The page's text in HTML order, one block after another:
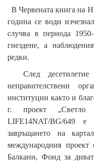
В Червената книга на
година се води
случва в периода
гнездене, а
редки.
След десетилетие
неправителствени
институции както и
г. проект „Светло
LIFE14NAT/BG/649 е
завръщането на
международния проект
Балкани, Фонд за